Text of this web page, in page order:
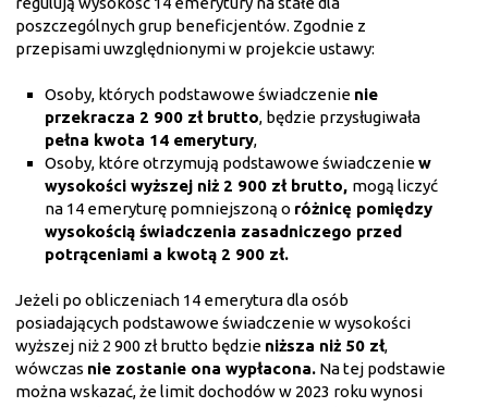
poszczególnych grup beneficjentów. Zgodnie z
przepisami uwzględnionymi w projekcie ustawy:
Osoby, których podstawowe świadczenie nie
przekracza 2 900 zł brutto, będzie przysługiwała
pełna kwota 14 emerytury,
Osoby, które otrzymują podstawowe świadczeniew
wysokości wyższej niż 2 900 zł brutto, mogą liczyć
na 14 emeryturę pomniejszoną o różnicę pomiędzy
wysokością świadczenia zasadniczego przed
potrąceniami a kwotą 2 900 zł.
Jeżeli po obliczeniach 14 emerytura dla osób
posiadających podstawowe świadczenie w wysokości
wyższej niż 2 900 zł brutto będzie niższa niż 50 zł,
wówczas nie zostanie ona wypłacona. Na tej podstawie
można wskazać, że limit dochodów w 2023 roku wynosi